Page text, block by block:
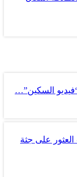
السكين”…
على جثة